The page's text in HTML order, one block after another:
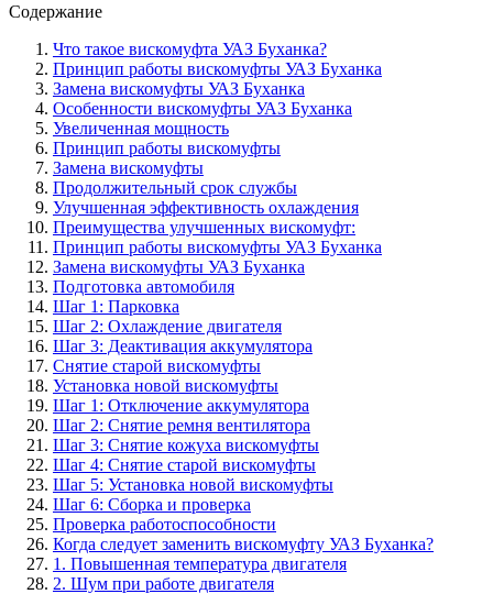
Содержание
Что такое вискомуфта УАЗ Буханка?
Принцип работы вискомуфты УАЗ Буханка
Замена вискомуфты УАЗ Буханка
Особенности вискомуфты УАЗ Буханка
Увеличенная мощность
Принцип работы вискомуфты
Замена вискомуфты
Продолжительный срок службы
Улучшенная эффективность охлаждения
Преимущества улучшенных вискомуфт:
Принцип работы вискомуфты УАЗ Буханка
Замена вискомуфты УАЗ Буханка
Подготовка автомобиля
Шаг 1: Парковка
Шаг 2: Охлаждение двигателя
Шаг 3: Деактивация аккумулятора
Снятие старой вискомуфты
Установка новой вискомуфты
Шаг 1: Отключение аккумулятора
Шаг 2: Снятие ремня вентилятора
Шаг 3: Снятие кожуха вискомуфты
Шаг 4: Снятие старой вискомуфты
Шаг 5: Установка новой вискомуфты
Шаг 6: Сборка и проверка
Проверка работоспособности
Когда следует заменить вискомуфту УАЗ Буханка?
1. Повышенная температура двигателя
2. Шум при работе двигателя